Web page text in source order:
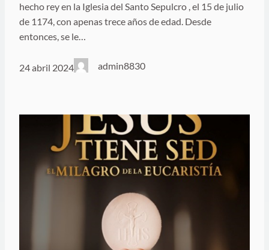
hecho rey en la Iglesia del Santo Sepulcro , el 15 de julio
de 1174, con apenas trece años de edad. Desde
entonces, se le…
24 abril 2024 admin8830